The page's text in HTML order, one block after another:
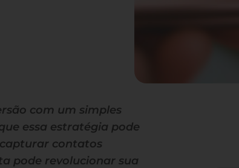
com um simples
essa estratégia pode
contatos
pode revolucionar sua